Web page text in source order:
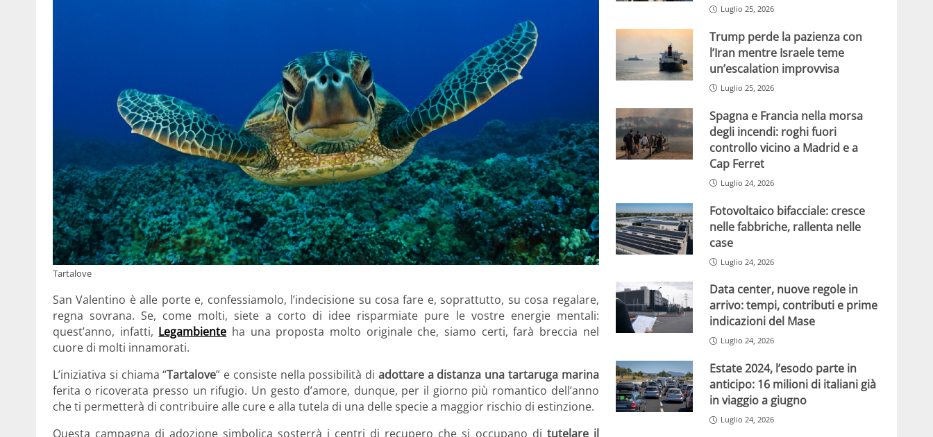
Tartalove
San Valentino è alle porte e, confessiamolo, l’indecisione su cosa fare e, soprattutto, su cosa regalare,
regna sovrana. Se, come molti, siete a corto di idee risparmiate pure le vostre energie mentali:
quest’anno, infatti, Legambiente ha una proposta molto originale che, siamo certi, farà breccia nel
cuore di molti innamorati.
L’iniziativa si chiama “Tartalove” e consiste nella possibilità di adottare a distanza una tartaruga marina
ferita o ricoverata presso un rifugio. Un gesto d’amore, dunque, per il giorno più romantico dell’anno
che ti permetterà di contribuire alle cure e alla tutela di una delle specie a maggior rischio di estinzione.
Questa campagna di adozione simbolica sosterrà i centri di recupero che si occupano di tutelare il
Luglio 25, 2026
Trump perde la pazienza con
l’Iran mentre Israele teme
un’escalation improvvisa
Luglio 25, 2026
Spagna e Francia nella morsa
degli incendi: roghi fuori
controllo vicino a Madrid e a
Cap Ferret
Luglio 24, 2026
Fotovoltaico bifacciale: cresce
nelle fabbriche, rallenta nelle
case
Luglio 24, 2026
Data center, nuove regole in
arrivo: tempi, contributi e prime
indicazioni del Mase
Luglio 24, 2026
Estate 2024, l’esodo parte in
anticipo: 16 milioni di italiani già
in viaggio a giugno
Luglio 24, 2026